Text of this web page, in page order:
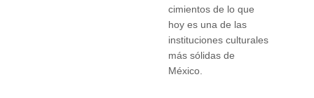
cimientos de lo que
hoy es una de las
instituciones culturales
más sólidas de
México.